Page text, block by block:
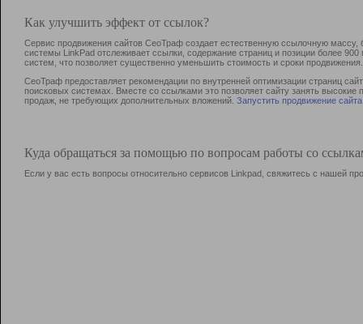
Как улучшить эффект от ссылок?
Сервис продвижения сайтов СеоТраф создает естественную ссылочную
системы LinkPad отслеживает ссылки, содержание страниц и позиции более
систем, что позволяет существенно уменьшить стоимость и сроки продвижения.
СеоТраф предоставляет рекомендации по внутренней оптимизации страниц
поисковых системах. Вместе со ссылками это позволяет сайту занять
продаж, не требующих дополнительных вложений. Запустить продвижение сайта
Куда обращаться за помощью по вопросам работы со
Если у вас есть вопросы относительно сервисов Linkpad, свяжитесь с нашей